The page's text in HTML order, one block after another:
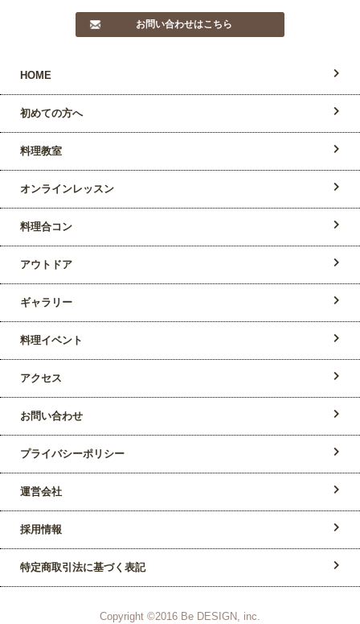
お問い合わせはこちら
HOME
初めての方へ
料理教室
オンラインレッスン
料理合コン
アウトドア
ギャラリー
料理イベント
アクセス
お問い合わせ
プライバシーポリシー
運営会社
採用情報
特定商取引法に基づく表記
Copyright ©2016 Be DESIGN, inc.